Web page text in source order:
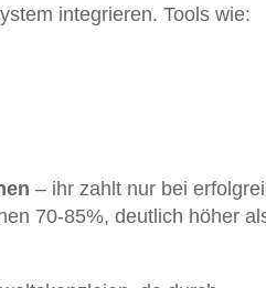
integrieren. Tools wie:
– ihr zahlt nur bei
70-85%, deutlich höher